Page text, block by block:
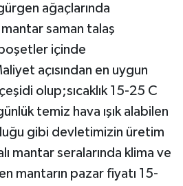
ağaçlarında
saman talaş
içinde
açısından en uygun
olup;sıcaklık 15-25 C
temiz hava ışık alabilen
gibi devletimizin üretim
mantar seralarında klima ve
mantarın pazar fiyatı 15-